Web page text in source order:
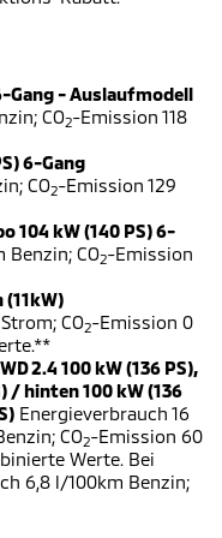
Gang - Auslaufmodell
CO2-Emission 118
6-Gang
CO2-Emission 129
104 kW (140 PS) 6-
Benzin; CO2-Emission
(11kW)
CO2-Emission 0
2.4 100 kW (136 PS),
/ hinten 100 kW (136
Energieverbrauch 16
CO2-Emission 60
Werte. Bei
6,8 l/100km Benzin;